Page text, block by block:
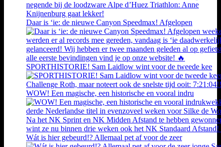
Daar is ‘ie: de nieuwe Canyon Speedmax! Afgelopen
SPORTHISTORIE! Sam Laidlow wint voor de tweede kee
WOW! Een magische, een historische en vooral indru
Wát is hier gebeurd!? Allemaal pet af voor de zeer